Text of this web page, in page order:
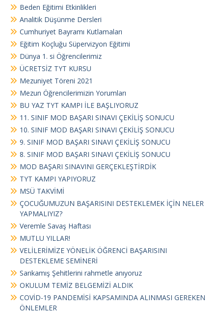
Beden Eğitimi Etkinlikleri
Analitik Düşünme Dersleri
Cumhuriyet Bayramı Kutlamaları
Eğitim Koçluğu Süpervizyon Eğitimi
Dünya 1. si Öğrencilerimiz
ÜCRETSİZ TYT KURSU
Mezuniyet Töreni 2021
Mezun Öğrencilerimizin Yorumları
BU YAZ TYT KAMPI İLE BAŞLIYORUZ
11. SINIF MOD BAŞARI SINAVI ÇEKİLİŞ SONUCU
10. SINIF MOD BAŞARI SINAVI ÇEKİLİŞ SONUCU
9. SINIF MOD BAŞARI SINAVI ÇEKİLİŞ SONUCU
8. SINIF MOD BAŞARI SINAVI ÇEKİLİŞ SONUCU
MOD BAŞARI SINAVINI GERÇEKLEŞTİRDİK
TYT KAMPI YAPIYORUZ
MSÜ TAKVİMİ
ÇOCUĞUMUZUN BAŞARISINI DESTEKLEMEK İÇİN NELER
YAPMALIYIZ?
Veremle Savaş Haftası
MUTLU YILLAR!
VELİLERİMİZE YÖNELİK ÖĞRENCİ BAŞARISINI
DESTEKLEME SEMİNERİ
Sarıkamış Şehitlerini rahmetle anıyoruz
OKULUM TEMİZ BELGEMİZİ ALDIK
COVİD-19 PANDEMİSİ KAPSAMINDA ALINMASI GEREKEN
ÖNLEMLER